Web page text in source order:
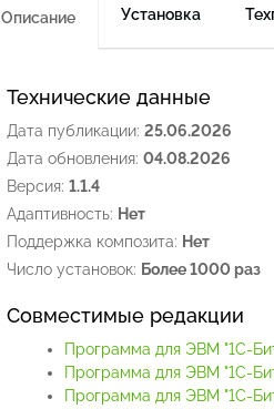
Описание Установка
Технические данные
Дата публикации: 25.06.2026
Дата обновления: 04.08.2026
Версия: 1.1.4
Адаптивность: Нет
Поддержка композита: Нет
Число установок: Более 1000 раз
Совместимые редакции
Программа для ЭВМ "1С-
Программа для ЭВМ "1С-
Программа для ЭВМ "1С-